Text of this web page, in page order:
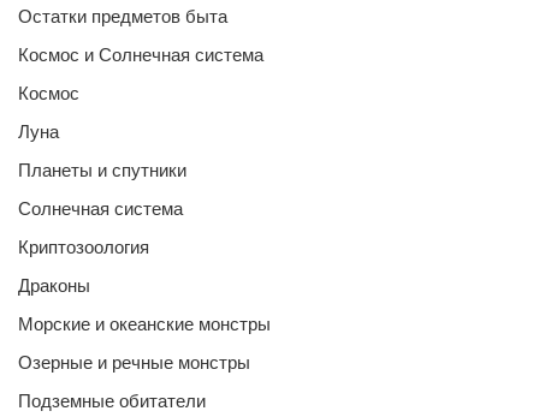
Остатки предметов быта
Космос и Солнечная система
Космос
Луна
Планеты и спутники
Солнечная система
Криптозоология
Драконы
Морские и океанские монстры
Озерные и речные монстры
Подземные обитатели